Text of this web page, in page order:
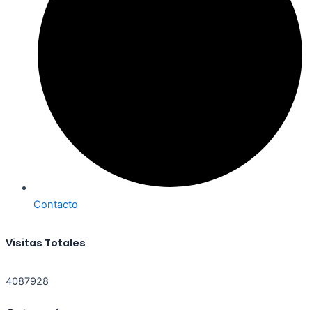
Contacto
Visitas Totales
4087928